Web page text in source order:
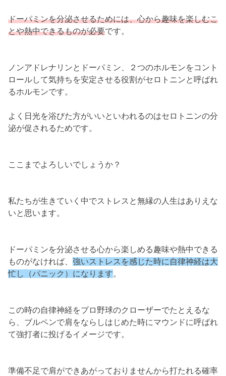
ドーパミンを分泌させるためには、心から趣味を楽しむこ
とや熱中できるものが必要です。
ノンアドレナリンとドーパミン、２つのホルモンをコント
ロールして気持ちを安定させる役割がセロトニンと呼ばれ
るホルモンです。
よく日光を浴びた方がいいといわれるのはセロトニンの分
泌が促されるためです。
ここまでよろしいでしょうか？
私たちが生きていく中でストレスと無縁の人生はありえな
いと思います。
ドーパミンを分泌させる心から楽しめる趣味や熱中できる
ものがなければ、 強いストレスを感じた時に自律神経は大
忙し（パニック）になります。
この時の自律神経をプロ野球のクローザーでたとえるな
ら、ブルペンで肩をならしはじめた時にマウンドに呼ばれ
て強打者に投げるイメージです。
準備不足で肩ができあがっておりませんから打たれる確率